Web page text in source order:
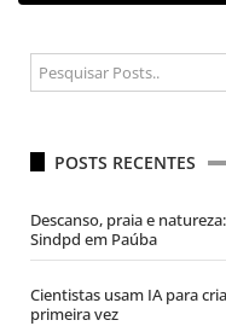
POSTS RECENTES
Descanso, praia e
Sindpd em Paúba
Cientistas usam IA para
primeira vez